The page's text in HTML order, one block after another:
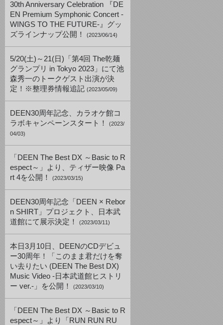
30th Anniversary Celebration 『DE
EN Premium Symphonic Concert -
WINGS TO THE FUTURE-』グッ
ズラインナップ公開！
(2023/06/14)
5/20(土)～21(日)「第4回 The乾麺
グランプリ in Tokyo 2023」にて池
森秀一のトークゲスト出演が決
定！※整理券情報追記 (2023/05/09)
DEEN30周年記念、カラオケ館コ
ラボキャンペーンスタート！
(2023/
04/03)
「DEEN The Best DX ～Basic to R
espect～」より、ティザー映像 Pa
rt 4を公開！
(2023/03/15)
DEEN30周年記念「DEEN × Rebor
n SHIRT」プロジェクト、日本武
道館にて展示決定！
(2023/03/11)
本日3月10日、DEENのCDデビュ
ー30周年！「このまま君だけを奪
い去りたい (DEEN The Best DX)
Music Video -日本武道館ヒストリ
ー ver.-」を公開！
(2023/03/10)
「DEEN The Best DX ～Basic to R
espect～」より「RUN RUN RU